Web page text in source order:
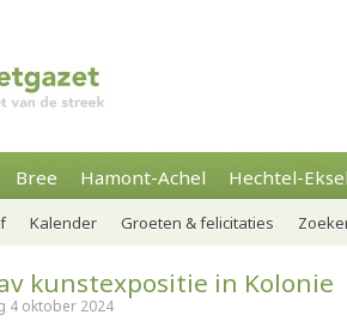
Bree Hamont-Achel Hechtel-
Kalender Groeten & felicitaties
kunstexpositie in Kolonie
4 oktober 2024